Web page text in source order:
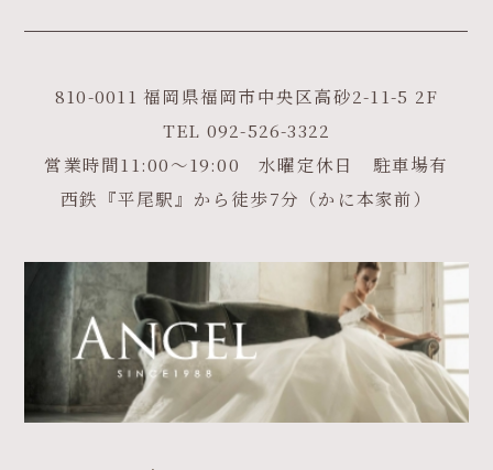
810-0011 福岡県福岡市中央区高砂2-11-5 2F
TEL 092-526-3322
営業時間11:00～19:00 水曜定休日 駐車場有
西鉄『平尾駅』から徒歩7分（かに本家前）